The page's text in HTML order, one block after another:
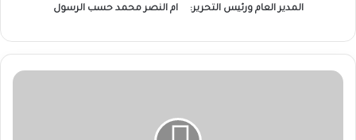
المدير العام ورئيس التحرير: ام النصر محمد حسب الرسول
1.2